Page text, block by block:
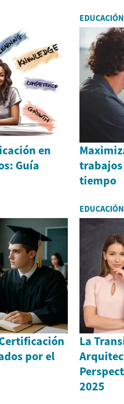
en
Guía
tiempo
por el
La
2025